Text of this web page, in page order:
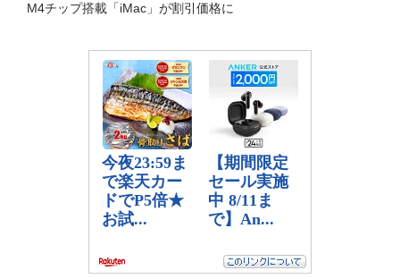
M4チップ搭載「iMac」が割引価格に